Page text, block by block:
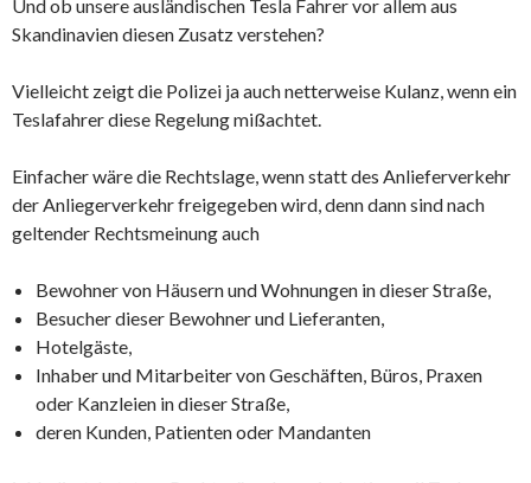
Und ob unsere ausländischen Tesla Fahrer vor allem aus
Skandinavien diesen Zusatz verstehen?
Vielleicht zeigt die Polizei ja auch netterweise Kulanz, wenn ein
Teslafahrer diese Regelung mißachtet.
Einfacher wäre die Rechtslage, wenn statt des Anlieferverkehr
der Anliegerverkehr freigegeben wird, denn dann sind nach
geltender Rechtsmeinung auch
Bewohner von Häusern und Wohnungen in dieser Straße,
Besucher dieser Bewohner und Lieferanten,
Hotelgäste,
Inhaber und Mitarbeiter von Geschäften, Büros, Praxen
oder Kanzleien in dieser Straße,
deren Kunden, Patienten oder Mandanten